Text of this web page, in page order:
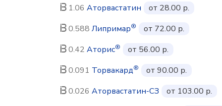
1.06 Аторвастатин
от 28.00 р.
0.588 Липримар®
от 72.00 р.
0.42 Аторис®
от 56.00 р.
0.091 Торвакард®
от 90.00 р.
0.026 Аторвастатин-СЗ
от 103.00 р.